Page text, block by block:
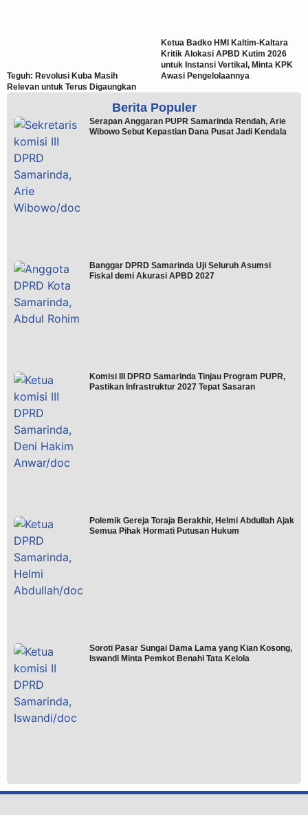
Teguh: Revolusi Kuba Masih
Relevan untuk Terus Digaungkan
Ketua Badko HMI Kaltim-Kaltara
Kritik Alokasi APBD Kutim 2026
untuk Instansi Vertikal, Minta KPK
Awasi Pengelolaannya
Berita Populer
Serapan Anggaran PUPR Samarinda Rendah, Arie
Wibowo Sebut Kepastian Dana Pusat Jadi Kendala
Banggar DPRD Samarinda Uji Seluruh Asumsi
Fiskal demi Akurasi APBD 2027
Komisi III DPRD Samarinda Tinjau Program PUPR,
Pastikan Infrastruktur 2027 Tepat Sasaran
Polemik Gereja Toraja Berakhir, Helmi Abdullah Ajak
Semua Pihak Hormati Putusan Hukum
Soroti Pasar Sungai Dama Lama yang Kian Kosong,
Iswandi Minta Pemkot Benahi Tata Kelola